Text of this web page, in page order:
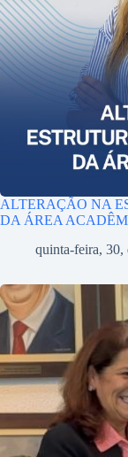
ALTERAÇÃO NA
DA ÁREA
quinta-feira, 30,